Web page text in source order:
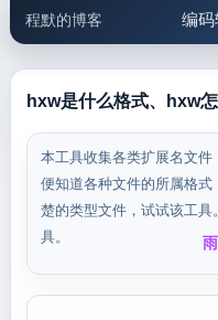
程默的博客 编码
邮件工具 生
5.1
hxw是什么格式、hxw
本工具收集各类扩展名文
便知道各种文件的所属格
楚的类型文件，试试该工
具。